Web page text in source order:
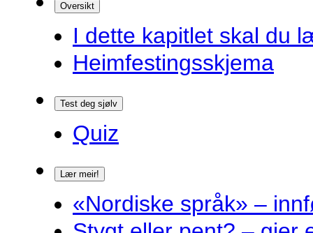
Oversikt
I dette kapitlet skal du
Heimfestingsskjema
Test deg sjølv
Quiz
Lær meir!
«Nordiske språk» –